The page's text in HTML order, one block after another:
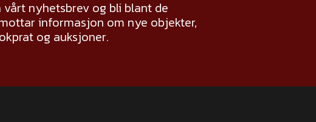
vårt nyhetsbrev og bli blant de
informasjon om nye objekter,
og auksjoner.